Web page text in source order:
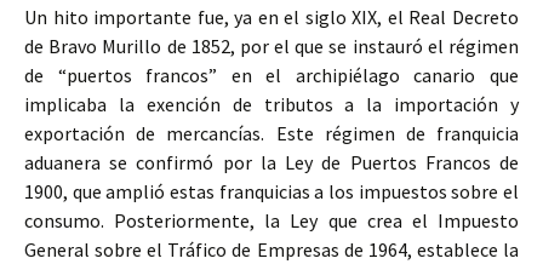
Un hito importante fue, ya en el siglo XIX, el Real Decreto
de Bravo Murillo de 1852, por el que se instauró el régimen
de “puertos francos” en el archipiélago canario que
implicaba la exención de tributos a la importación y
exportación de mercancías. Este régimen de franquicia
aduanera se confirmó por la Ley de Puertos Francos de
1900, que amplió estas franquicias a los impuestos sobre el
consumo. Posteriormente, la Ley que crea el Impuesto
General sobre el Tráfico de Empresas de 1964, establece la